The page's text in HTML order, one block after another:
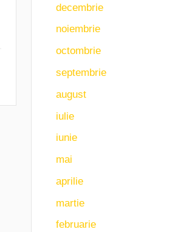
decembrie
noiembrie
octombrie
septembrie
august
iulie
iunie
mai
aprilie
martie
februarie